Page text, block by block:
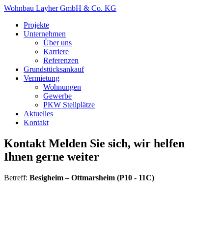
Wohnbau Layher GmbH & Co. KG
Projekte
Unternehmen
Über uns
Karriere
Referenzen
Grundstücksankauf
Vermietung
Wohnungen
Gewerbe
PKW Stellplätze
Aktuelles
Kontakt
Kontakt Melden Sie sich, wir helfen
Ihnen gerne weiter
Betreff: Besigheim – Ottmarsheim (P10 - 11C)